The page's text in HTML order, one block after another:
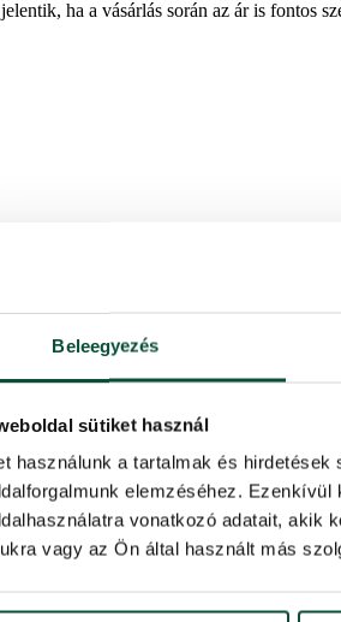
Beleegyezés
sütiket használ
használunk a tartalmak és
elemzéséhez.
vonatkozó adatait, akik
vagy az Ön által használt más
ha a vásárlás során az ár is